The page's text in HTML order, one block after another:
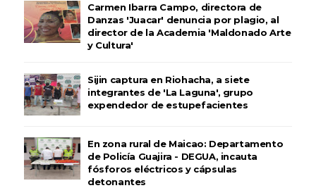
Carmen Ibarra Campo, directora de
Danzas 'Juacar' denuncia por plagio, al
director de la Academia 'Maldonado Arte
y Cultura'
Sijin captura en Riohacha, a siete
integrantes de 'La Laguna', grupo
expendedor de estupefacientes
En zona rural de Maicao: Departamento
de Policía Guajira - DEGUA, incauta
fósforos eléctricos y cápsulas
detonantes